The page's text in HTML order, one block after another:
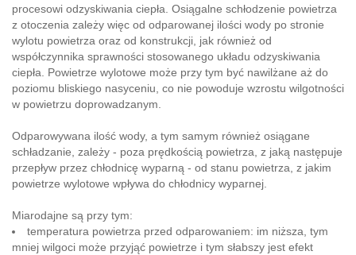
procesowi odzyskiwania ciepła. Osiągalne schłodzenie powietrza
z otoczenia zależy więc od odparowanej ilości wody po stronie
wylotu powietrza oraz od konstrukcji, jak również od
współczynnika sprawności stosowanego układu odzyskiwania
ciepła. Powietrze wylotowe może przy tym być nawilżane aż do
poziomu bliskiego nasyceniu, co nie powoduje wzrostu wilgotności
w powietrzu doprowadzanym.
Odparowywana ilość wody, a tym samym również osiągane
schładzanie, zależy - poza prędkością powietrza, z jaką następuje
przepływ przez chłodnicę wyparną - od stanu powietrza, z jakim
powietrze wylotowe wpływa do chłodnicy wyparnej.
Miarodajne są przy tym:
temperatura powietrza przed odparowaniem: im niższa, tym
mniej wilgoci może przyjąć powietrze i tym słabszy jest efekt